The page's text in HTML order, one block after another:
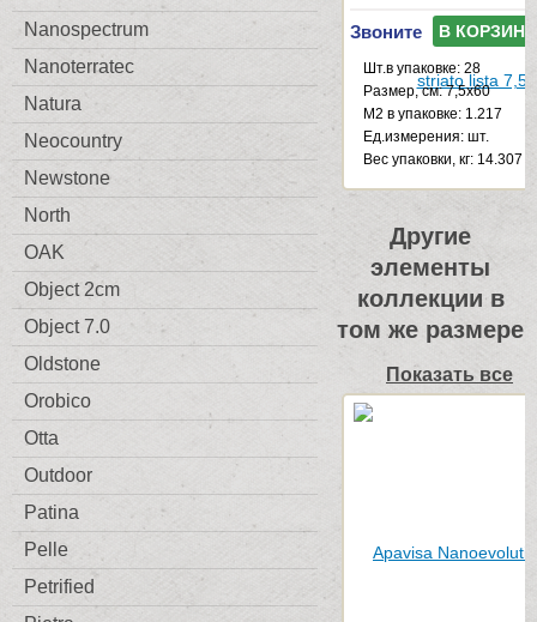
Nanospectrum
Nanoterratec
Natura
Neocountry
Newstone
North
OAK
Object 2cm
Object 7.0
Oldstone
Orobico
Otta
Outdoor
Patina
Pelle
Petrified
Звоните В КОРЗИНУ
Шт.в упаковке: 28
Размер, см: 7,5x60
М2 в упаковке: 1.217
Ед.измерения: шт.
Веc упаковки, кг: 14.307
Другие
элементы
коллекции в
том же размере
Показать все